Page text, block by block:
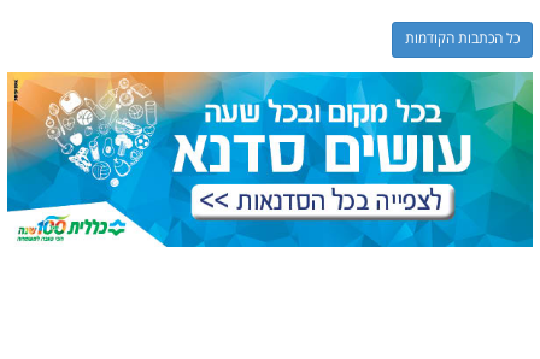
כל הכתבות הקודמות